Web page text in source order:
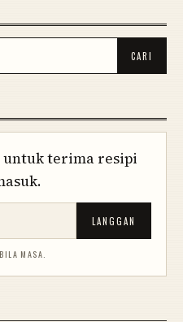
untuk terima resipi
LANGGAN
MASA.